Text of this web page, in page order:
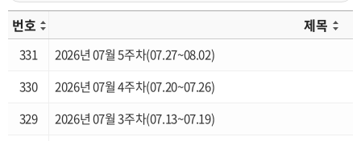
번호 제목
331
2026년 07월 5주차(07.27~08.02)
330
2026년 07월 4주차(07.20~07.26)
329
2026년 07월 3주차(07.13~07.19)